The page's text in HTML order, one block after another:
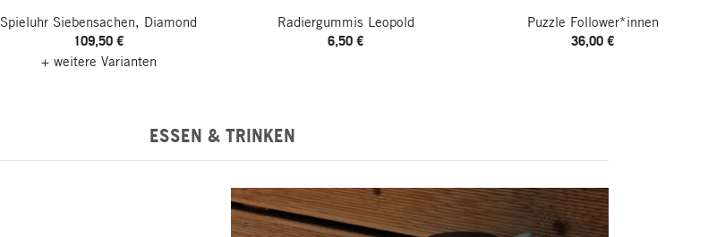
Spieluhr Siebensachen, Diamond
109,50 €
+ weitere Varianten
Radiergummis Leopold
6,50 €
Puzzle Follower*innen
36,00 €
ESSEN & TRINKEN